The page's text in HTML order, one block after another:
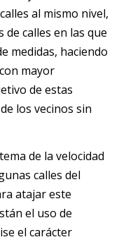
al mismo nivel,
calles en las que
medidas, haciendo
mayor
de estas
los vecinos sin
de la velocidad
calles del
atajar este
el uso de
el carácter